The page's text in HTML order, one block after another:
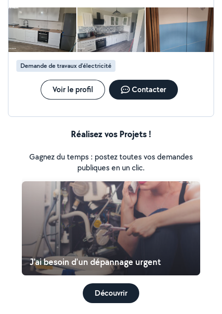
Demande de travaux d’électricité
Voir le profil Contacter
Réalisez vos Projets !
Gagnez du temps : postez toutes vos demandes
publiques en un clic.
J'ai besoin d'un dépannage urgent
Découvrir